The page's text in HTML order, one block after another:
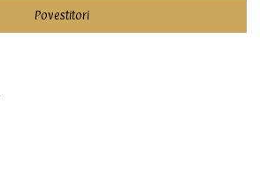
Povestitori